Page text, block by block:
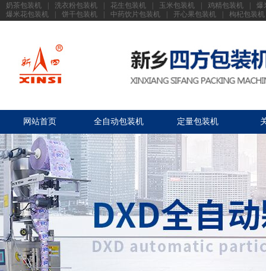
奶茶包装机 洗衣粉包装机 花生包装机 玉米包装机 鸡精包装机
爆
爆米花包装机
饼干包装机 中药饮片包装机 开心果包装机 枸杞包装机
网站首页 全自动包装机 定量包装机